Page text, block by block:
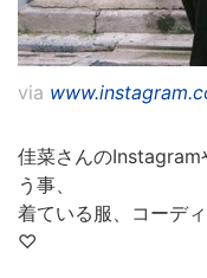
via
佳菜さんのInstagram
う事、
着ている服、コーデ
♡